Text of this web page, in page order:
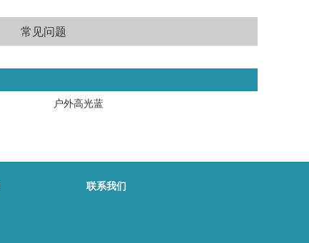
常见问题
户外高光蓝
联系我们